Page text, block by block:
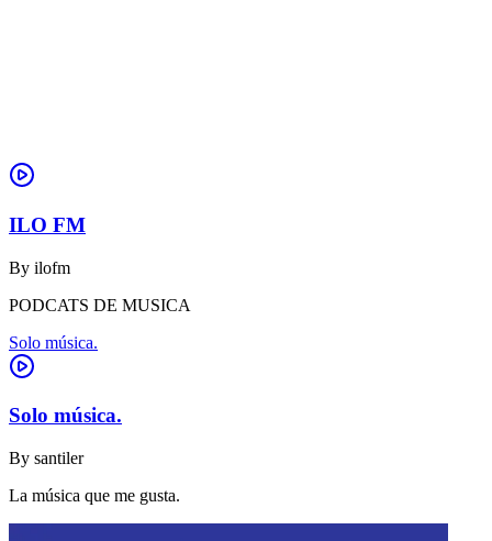
ILO FM
By ilofm
PODCATS DE MUSICA
Solo música.
Solo música.
By santiler
La música que me gusta.